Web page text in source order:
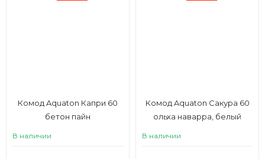
Комод Aquaton Капри 60
бетон пайн
В наличии
Комод Aquaton Сакура 60
ольха наварра, белый
В наличии